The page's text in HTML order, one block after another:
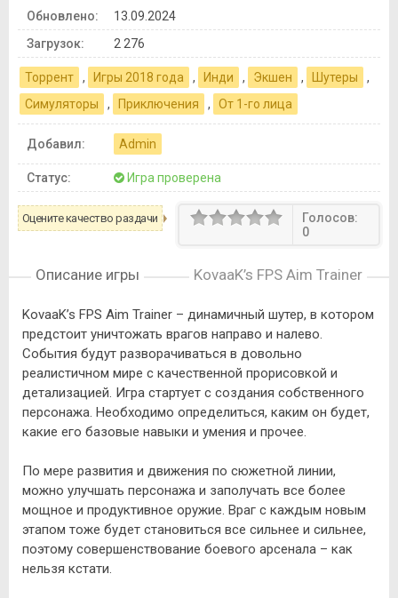
Обновлено:
13.09.2024
Загрузок:
2 276
Торрент , Игры 2018 года , Инди , Экшен , Шутеры
,
Симуляторы
, Приключения , От 1-го лица
Добавил: Admin
Статус: Игра проверена
Оцените качество раздачи
Голосов:
0
Описание игры KovaaK’s FPS Aim Trainer
KovaaK’s FPS Aim Trainer – динамичный шутер, в котором
предстоит уничтожать врагов направо и налево.
События будут разворачиваться в довольно
реалистичном мире с качественной прорисовкой и
детализацией. Игра стартует с создания собственного
персонажа. Необходимо определиться, каким он будет,
какие его базовые навыки и умения и прочее.
По мере развития и движения по сюжетной линии,
можно улучшать персонажа и заполучать все более
мощное и продуктивное оружие. Враг с каждым новым
этапом тоже будет становиться все сильнее и сильнее,
поэтому совершенствование боевого арсенала – как
нельзя кстати.